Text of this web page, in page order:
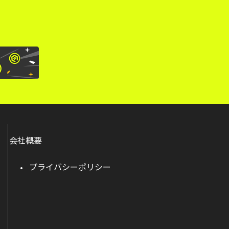
会社概要
プライバシーポリシー